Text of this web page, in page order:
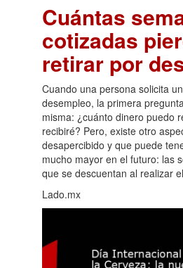
Cuántas
cotizadas
retirar por
Cuando una persona solicita
desempleo, la primera
misma: ¿cuánto dinero puedo
recibiré? Pero, existe otro
desapercibido y que puede
mucho mayor en el futuro: las
que se descuentan al realizar
Lado.mx